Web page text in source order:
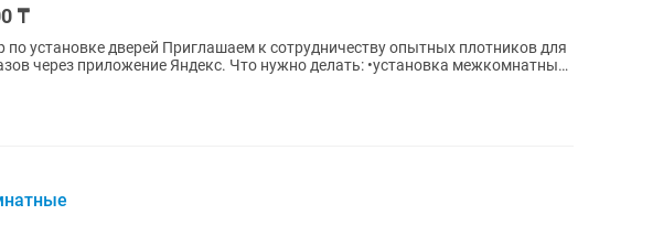
₸
по установке дверей Приглашаем к сотрудничеству опытных плотников для
через приложение Яндекс. Что нужно делать: •установка межкомнатных